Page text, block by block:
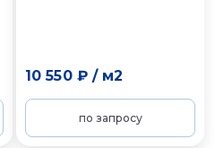
10 550 ₽/ м2
по запросу